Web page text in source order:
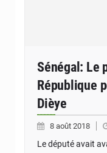
Sénégal: Le
République
Dièye
8 août 2018
Le député avait